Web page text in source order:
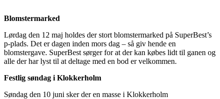
Blomstermarked
Lørdag den 12 maj holdes der stort blomstermarked på SuperBest’s
p-plads. Det er dagen inden mors dag – så giv hende en
blomstergave. SuperBest sørger for at der kan købes lidt til ganen og
alle der har lyst til at deltage med en bod er velkommen.
Festlig søndag i Klokkerholm
Søndag den 10 juni sker der en masse i Klokkerholm